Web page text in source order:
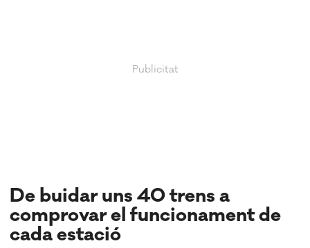
De buidar uns 40 trens a
comprovar el funcionament de
cada estació